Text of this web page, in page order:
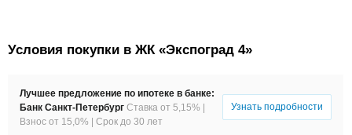
Условия покупки в ЖК «Экспоград 4»
Лучшее предложение по ипотеке в банке:
Банк Санкт-Петербург Ставка от 5,15% |
Взнос от 15,0% | Срок до 30 лет
Узнать подробности